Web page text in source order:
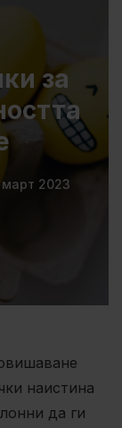
за
март 2023
наистина
да ги